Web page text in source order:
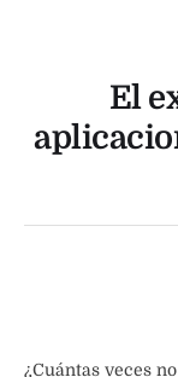
El
¿Cuántas veces